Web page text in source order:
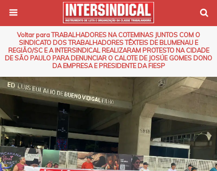
Voltar para TRABALHADORES NA COTEMINAS JUNTOS COM O
SINDICATO DOS TRABALHADORES TÊXTEIS DE BLUMENAU E
REGIÃO/SC E A INTERSINDICAL REALIZARAM PROTESTO NA CIDADE
DE SÃO PAULO PARA DENUNCIAR O CALOTE DE JOSÚE GOMES DONO
DA EMPRESA E PRESIDENTE DA FIESP